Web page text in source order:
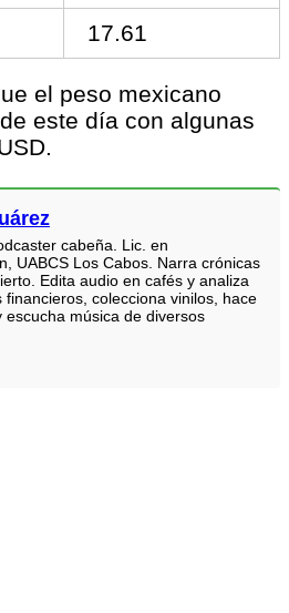
17.61
el peso mexicano
este día con algunas
cabeña. Lic. en
UABCS Los Cabos. Narra crónicas
Edita audio en cafés y analiza
financieros, colecciona vinilos, hace
escucha música de diversos